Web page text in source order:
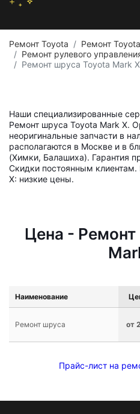
Ремонт Toyota
Ремонт
Ремонт рулевого
Ремонт шруса Toyota Mark X
Наши специализированные
Ремонт шруса Toyota Mark X.
неоригинальные запчасти в
располагаются в Москве и в
(Химки, Балашиха). Гарантия
Скидки постоянным
Х: низкие цены.
Цена -
Наименование
Ремонт шруса от
Прайс-лист на